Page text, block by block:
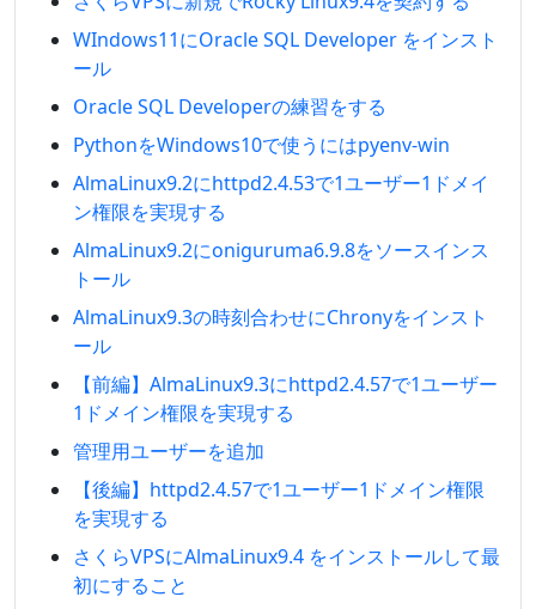
WIndows11にOracle SQL Developer をインスト
ール
Oracle SQL Developerの練習をする
PythonをWindows10で使うにはpyenv-win
AlmaLinux9.2にhttpd2.4.53で1ユーザー1ドメイ
ン権限を実現する
AlmaLinux9.2にoniguruma6.9.8をソースインス
トール
AlmaLinux9.3の時刻合わせにChronyをインスト
ール
【前編】AlmaLinux9.3にhttpd2.4.57で1ユーザー
1ドメイン権限を実現する
管理用ユーザーを追加
【後編】httpd2.4.57で1ユーザー1ドメイン権限
を実現する
さくらVPSにAlmaLinux9.4 をインストールして最
初にすること